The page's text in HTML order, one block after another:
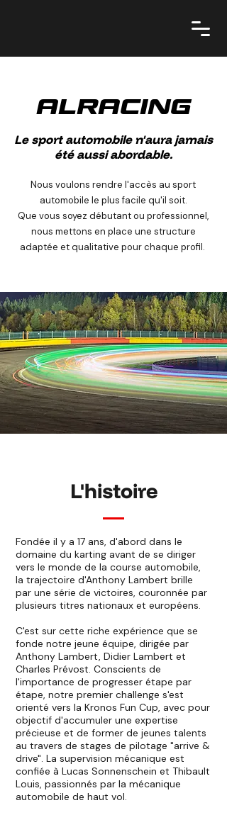
ALRacing
Le sport automobile n'aura jamais
été aussi abordable.
Nous voulons rendre l'accès au sport
automobile le plus facile qu'il soit.
Que vous soyez débutant ou professionnel,
nous mettons en place une structure
adaptée et qualitative pour chaque profil.
L'histoire
Fondée il y a 17 ans, d'abord dans le
domaine du karting avant de se diriger
vers le monde de la course automobile,
la trajectoire d'Anthony Lambert brille
par une série de victoires, couronnée par
plusieurs titres nationaux et européens.
C'est sur cette riche expérience que se
fonde notre jeune équipe, dirigée par
Anthony Lambert, Didier Lambert et
Charles Prévost. Conscients de
l'importance de progresser étape par
étape, notre premier challenge s'est
orienté vers la Kronos Fun Cup, avec pour
objectif d'accumuler une expertise
précieuse et de former de jeunes talents
au travers de stages de pilotage "arrive &
drive". La supervision mécanique est
confiée à Lucas Sonnenschein et Thibault
Louis, passionnés par la mécanique
automobile de haut vol.